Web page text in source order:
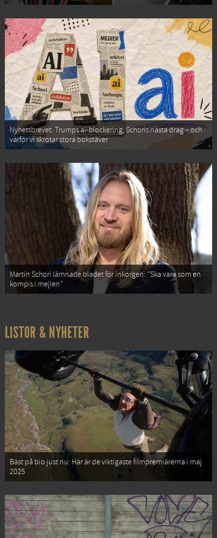
Nyhetsbrevet: Trumps ai-blockering, Schoris nästa drag – och
varför vi skrotar stora bokstäver
Martin Schori lämnade bladet för inkorgen: ”Ska vara som en
kompis i mejlen”
LISTOR & NYHETER
Bäst på bio just nu: Här är de viktigaste filmpremiärerna i maj
2025